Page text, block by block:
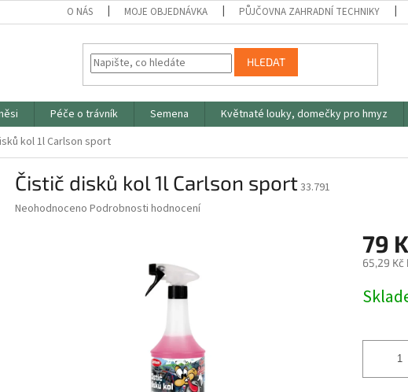
O NÁS MOJE OBJEDNÁVKA PŮJČOVNA ZAHRADNÍ TECHNIKY
HLEDAT
Péče o trávník Semena Květnaté louky, domečky pro hmyz
kol 1l Carlson sport
Čistič disků kol 1l Carlson sport33.791
Průměrné
Neohodnoceno Podrobnosti hodnocení
79
65,29 Kč
cena: